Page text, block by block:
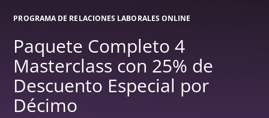
PROGRAMA DE RELACIONES LABORALES ONLINE
Paquete Completo 4
Masterclass con 25% de
Descuento Especial por
Décimo